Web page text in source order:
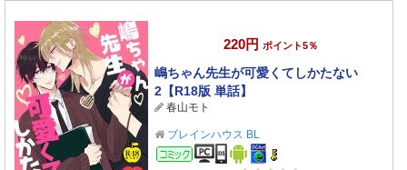
220円 ポイント5％
嶋ちゃん先生が可愛くてしかたない
2【R18版 単話】
春山モト
ブレインハウス BL
コミック